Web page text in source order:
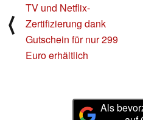
⟨
TV und Netflix-
Zertifizierung dank
Gutschein für nur 299
Euro erhältlich
Als